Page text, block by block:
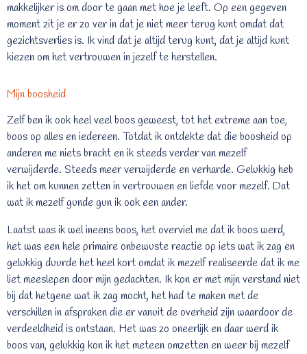
makkelijker is om door te gaan met hoe je leeft. Op een gegeven
moment zit je er zo ver in dat je niet meer terug kunt omdat dat
gezichtsverlies is. Ik vind dat je altijd terug kunt, dat je altijd kunt
kiezen om het vertrouwen in jezelf te herstellen.
Mijn boosheid
Zelf ben ik ook heel veel boos geweest, tot het extreme aan toe,
boos op alles en iedereen. Totdat ik ontdekte dat die boosheid op
anderen me niets bracht en ik steeds verder van mezelf
verwijderde. Steeds meer verwijderde en verharde. Gelukkig heb
ik het om kunnen zetten in vertrouwen en liefde voor mezelf. Dat
wat ik mezelf gunde gun ik ook een ander.
Laatst was ik wel ineens boos, het overviel me dat ik boos werd,
het was een hele primaire onbewuste reactie op iets wat ik zag en
gelukkig duurde het heel kort omdat ik mezelf realiseerde dat ik me
liet meeslepen door mijn gedachten. Ik kon er met mijn verstand niet
bij dat hetgene wat ik zag mocht, het had te maken met de
verschillen in afspraken die er vanuit de overheid zijn waardoor de
verdeeldheid is ontstaan. Het was zo oneerlijk en daar werd ik
boos van, gelukkig kon ik het meteen omzetten en weer bij mezelf